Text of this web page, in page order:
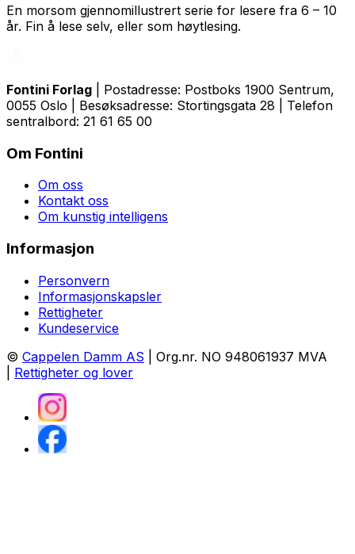
En morsom gjennomillustrert serie for lesere fra 6 – 10
år. Fin å lese selv, eller som høytlesing.
Fontini Forlag | Postadresse: Postboks 1900 Sentrum,
0055 Oslo | Besøksadresse: Stortingsgata 28 | Telefon
sentralbord: 21 61 65 00
Om Fontini
Om oss
Kontakt oss
Om kunstig intelligens
Informasjon
Personvern
Informasjonskapsler
Rettigheter
Kundeservice
© Cappelen Damm AS | Org.nr. NO 948061937 MVA
Rettigheter og lover